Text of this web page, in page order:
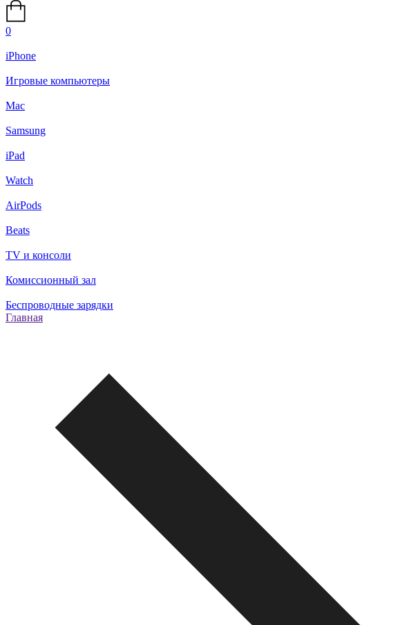
0
iPhone
Игровые компьютеры
Mac
Samsung
iPad
Watch
AirPods
Beats
TV и консоли
Комиссионный зал
Беспроводные зарядки
Главная